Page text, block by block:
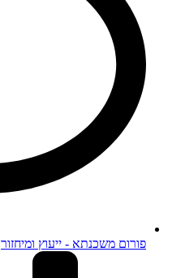
פורום משכנתא - ייעוץ ומיחזור